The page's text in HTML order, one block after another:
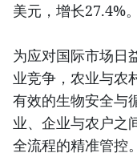
美元，增长27.4%。
为应对国际市场日
业竞争，农业与农
有效的生物安全与
业、企业与农户之
全流程的精准管控